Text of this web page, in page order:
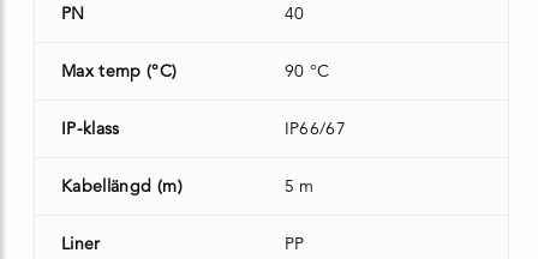
PN 40
Max temp (°C) 90 °C
IP-klass IP66/67
Kabellängd (m) 5 m
Liner PP